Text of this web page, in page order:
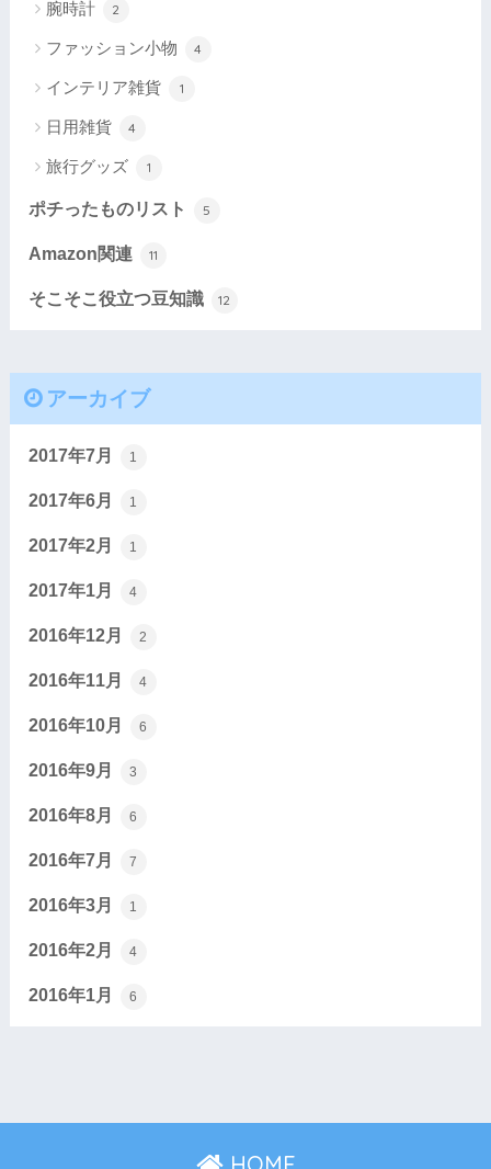
腕時計 2
ファッション小物 4
インテリア雑貨 1
日用雑貨 4
旅行グッズ 1
ポチったものリスト 5
Amazon関連 11
そこそこ役立つ豆知識 12
アーカイブ
2017年7月 1
2017年6月 1
2017年2月 1
2017年1月 4
2016年12月 2
2016年11月 4
2016年10月 6
2016年9月 3
2016年8月 6
2016年7月 7
2016年3月 1
2016年2月 4
2016年1月 6